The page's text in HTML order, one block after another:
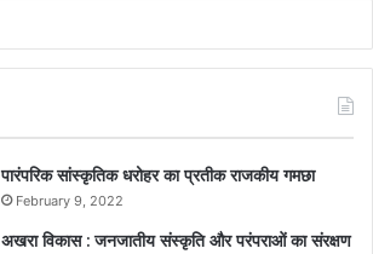
​​​​​​​पारंपरिक सांस्कृतिक धरोहर का प्रतीक राजकीय गमछा
February 9, 2022
अखरा विकास : जनजातीय संस्कृति और परंपराओं का संरक्षण